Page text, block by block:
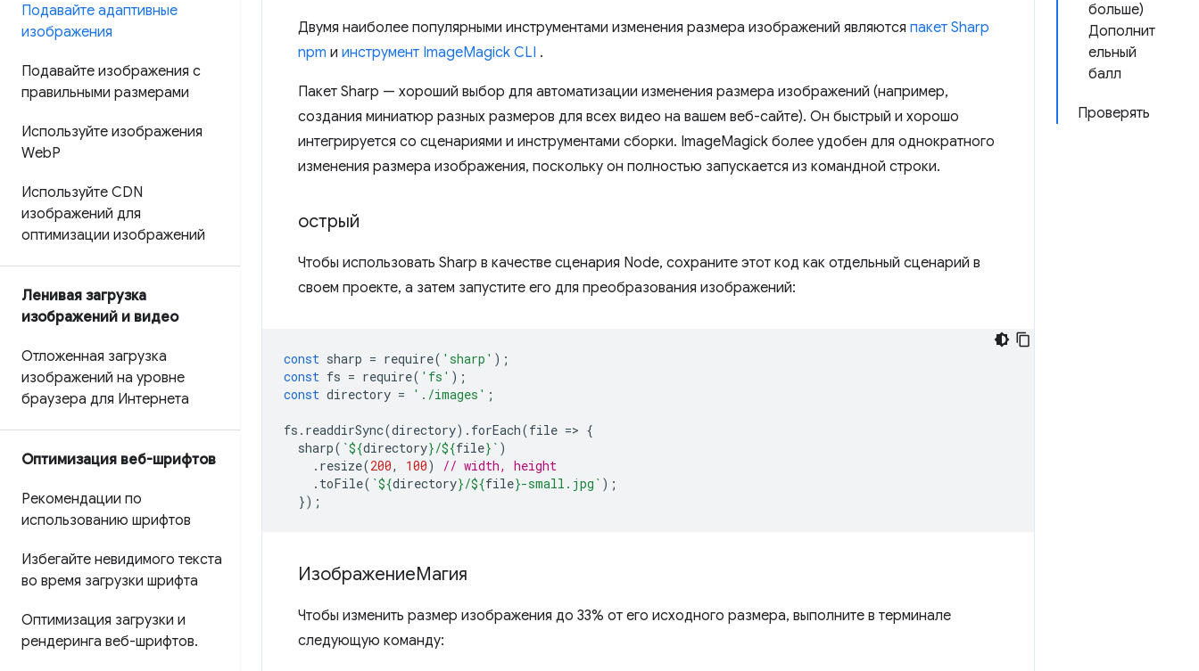
Подавайте адаптивные
изображения
Подавайте изображения с
правильными размерами
Используйте изображения
WebP
Используйте CDN
изображений для
оптимизации изображений
Ленивая загрузка
изображений и видео
Отложенная загрузка
изображений на уровне
браузера для Интернета
Оптимизация веб-шрифтов
Рекомендации по
использованию шрифтов
Избегайте невидимого текста
во время загрузки шрифта
Оптимизация загрузки и
рендеринга веб-шрифтов.
больше)
Дополнит
ельный
балл
Проверять
Двумя наиболее популярными инструментами изменения размера изображений являются пакет Sharp
npm и инструмент ImageMagick CLI .
Пакет Sharp — хороший выбор для автоматизации изменения размера изображений (например,
создания миниатюр разных размеров для всех видео на вашем веб-сайте). Он быстрый и хорошо
интегрируется со сценариями и инструментами сборки. ImageMagick более удобен для однократного
изменения размера изображения, поскольку он полностью запускается из командной строки.
острый
Чтобы использовать Sharp в качестве сценария Node, сохраните этот код как отдельный сценарий в
своем проекте, а затем запустите его для преобразования изображений:
const sharp = require( 'sharp' );
const fs = require( 'fs' );
const directory = './images' ;
fs . readdirSync(directory). forEach(file => {
sharp( `${directory}/${file} ` )
. resize(200, 100)
// width, height
. toFile( `${directory}/${file}-small.jpg` );
});
ИзображениеМагия
Чтобы изменить размер изображения до 33% от его исходного размера, выполните в терминале
следующую команду: